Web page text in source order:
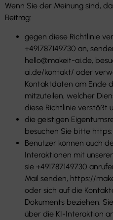
Wenn Sie der Meinung sind,
Beitrag:
gegen diese Richtlinie
+491787149730 an,
hello@makeit-ai.de,
ai.de/kontakt/ oder
Kontaktdaten am Ende
mitzuteilen, welcher
diese Richtlinie verstößt
die geistigen
besuchen Sie bitte
Benutzer können auch
Interaktionen mit
sie +491787149730
Mail senden, https://
oder sich auf die
Dokuments beziehen.
über die KI-Interaktion